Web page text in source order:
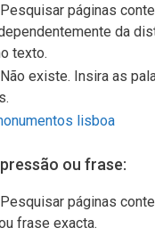
Pesquisar páginas
da
texto.
Não existe. Insira as
lisboa
ou frase:
Pesquisar páginas
frase exacta.